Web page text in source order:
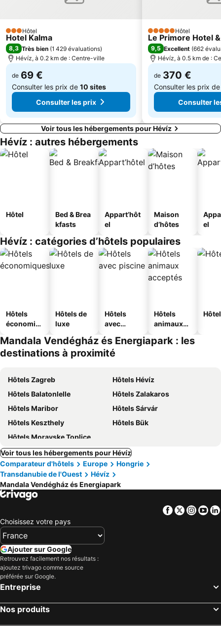
3 Étoiles
Hôtel
Hotel Kalma
8,3 Très bien (1 429 évaluations)
Hévíz, à 0.2 km de : Centre-ville
de 69 €
Consulter les prix de 10 sites
Consulter les prix
5 ÉtoilesHôtel
Le Primore Hotel
9,5 Excellent (662
Hévíz, à 0.5 km de :
de 370 €
Consulter les prix
Consulter
Voir tous les hébergements pour Hévíz
Hévíz : autres hébergements
Hôtel
Bed & Brea
kfasts
Appart’hôt
el
Maison
d’hôtes
el
Hévíz : catégories d’hôtels populaires
Hôtels
économiq
Hôtels de
luxe
Hôtels
avec
Hôtels
animaux
Mandala Vendégház és Energiapark : les
destinations à proximité
Hôtels Zagreb
Hôtels Hévíz
Hôtels Balatonlelle
Hôtels Zalakaros
Hôtels Maribor
Hôtels Sárvár
Hôtels Keszthely
Hôtels Bük
Hôtels Moravske Toplice
Voir tous les hébergements pour Hévíz
Comparateur d'hôtels
Europe
Hongrie
Transdanubie de l'Ouest
Hévíz
Mandala Vendégház és Energiapark
Facebook
Twitter
Choisissez votre pays
Ajouter sur Google
Retrouvez facilement nos résultats :
ajoutez trivago comme source
préférée sur Google.
Entreprise
Nos produits